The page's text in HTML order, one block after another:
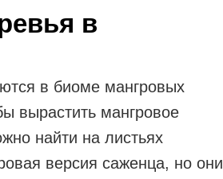
в
в биоме мангровых
вырастить мангровое
найти на листьях
версия саженца, но они